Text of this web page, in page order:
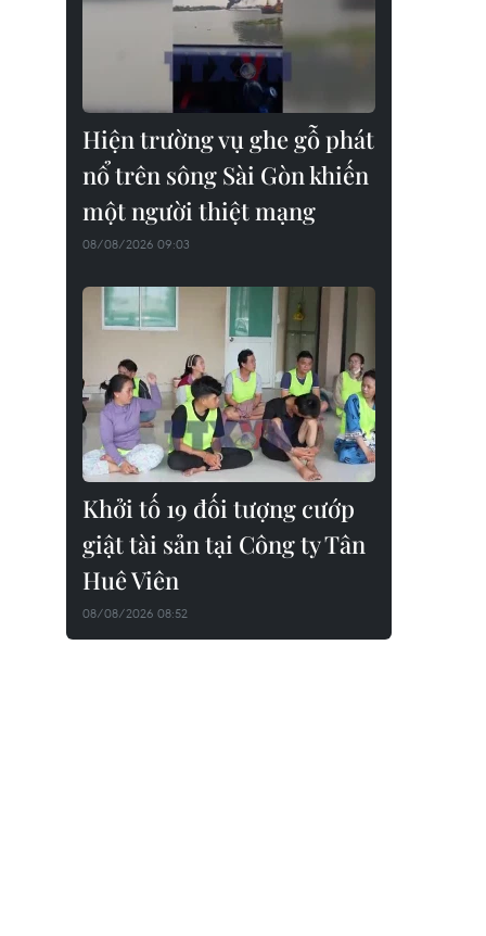
Hiện trường vụ ghe gỗ phát
nổ trên sông Sài Gòn khiến
một người thiệt mạng
08/08/2026 09:03
Khởi tố 19 đối tượng cướp
giật tài sản tại Công ty Tân
Huê Viên
08/08/2026 08:52